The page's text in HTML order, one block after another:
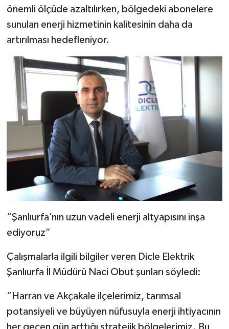
önemli ölçüde azaltılırken, bölgedeki abonelere
sunulan enerji hizmetinin kalitesinin daha da
artırılması hedefleniyor.
“Şanlıurfa’nın uzun vadeli enerji altyapısını inşa
ediyoruz”
Çalışmalarla ilgili bilgiler veren Dicle Elektrik
Şanlıurfa İl Müdürü Naci Obut şunları söyledi:
“Harran ve Akçakale ilçelerimiz, tarımsal
potansiyeli ve büyüyen nüfusuyla enerji ihtiyacının
her geçen gün arttığı stratejik bölgelerimiz. Bu